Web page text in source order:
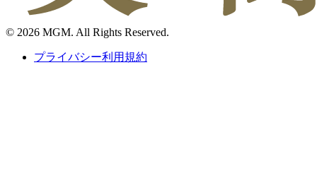
© 2026 MGM. All Rights Reserved.
プライバシー利用規約